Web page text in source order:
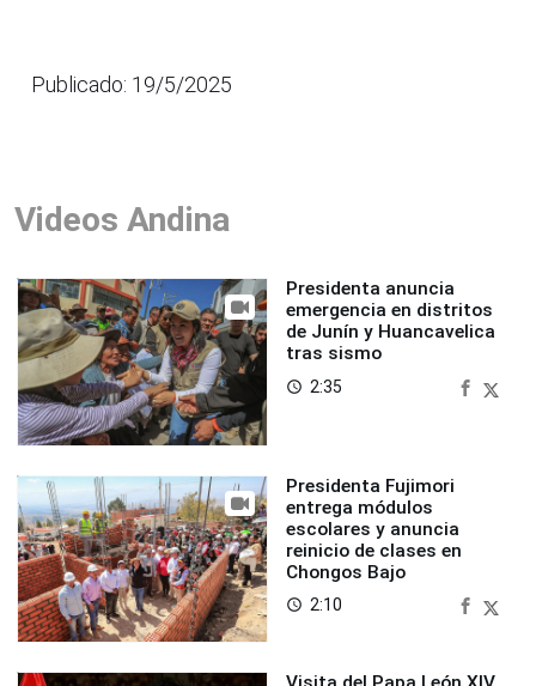
Publicado: 19/5/2025
Videos Andina
Presidenta anuncia
emergencia en distritos
de Junín y Huancavelica
tras sismo
access_time 2:35
Presidenta Fujimori
entrega módulos
escolares y anuncia
reinicio de clases en
Chongos Bajo
access_time 2:10